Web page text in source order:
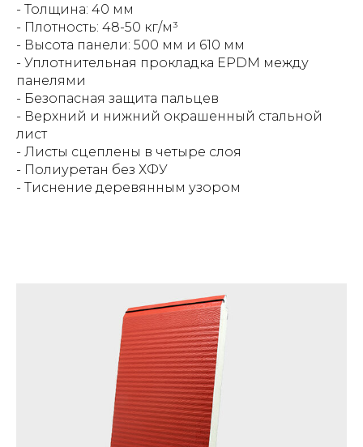
- Толщина: 40 мм
- Плотность: 48-50 кг/м³
- Высота панели: 500 мм и 610 мм
- Уплотнительная прокладка EPDM между
панелями
- Безопасная защита пальцев
- Верхний и нижний окрашенный стальной
лист
- Листы сцеплены в четыре слоя
- Полиуретан без ХФУ
- Тиснение деревянным узором